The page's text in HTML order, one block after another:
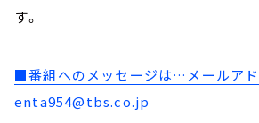
す。
■番組へのメッセージは…メールアド
enta954@tbs.co.jp